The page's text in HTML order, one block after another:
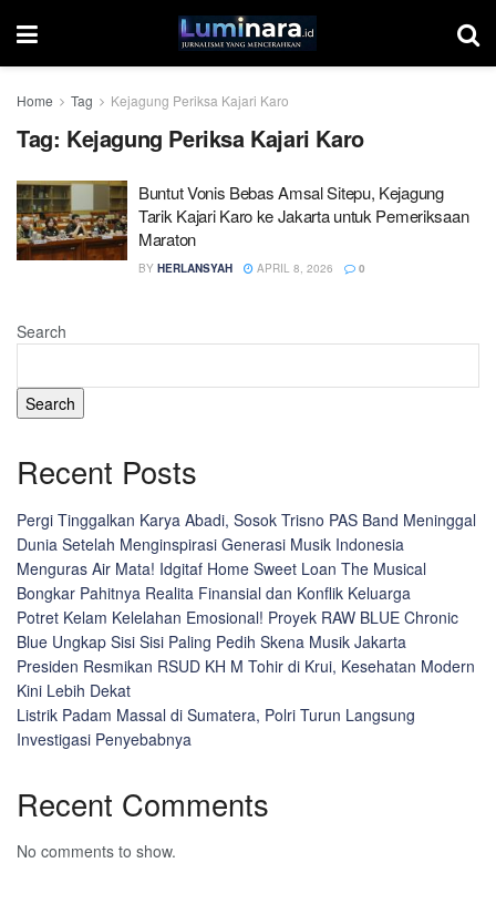
Home Tag Kejagung Periksa Kajari Karo
Tag: Kejagung Periksa Kajari Karo
Buntut Vonis Bebas Amsal Sitepu, Kejagung
Tarik Kajari Karo ke Jakarta untuk Pemeriksaan
Maraton
BY HERLANSYAH APRIL 8, 2026 0
Search
Search
Recent Posts
Pergi Tinggalkan Karya Abadi, Sosok Trisno PAS Band Meninggal
Dunia Setelah Menginspirasi Generasi Musik Indonesia
Menguras Air Mata! Idgitaf Home Sweet Loan The Musical
Bongkar Pahitnya Realita Finansial dan Konflik Keluarga
Potret Kelam Kelelahan Emosional! Proyek RAW BLUE Chronic
Blue Ungkap Sisi Sisi Paling Pedih Skena Musik Jakarta
Presiden Resmikan RSUD KH M Tohir di Krui, Kesehatan Modern
Kini Lebih Dekat
Listrik Padam Massal di Sumatera, Polri Turun Langsung
Investigasi Penyebabnya
Recent Comments
No comments to show.